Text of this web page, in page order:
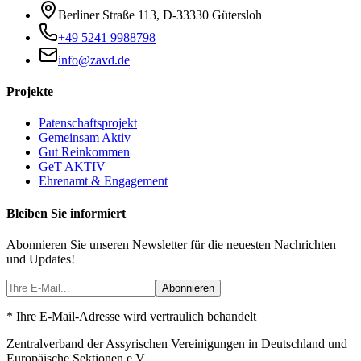
Berliner Straße 113, D-33330 Gütersloh
+49 5241 9988798
info@zavd.de
Projekte
Patenschaftsprojekt
Gemeinsam Aktiv
Gut Reinkommen
GeT AKTIV
Ehrenamt & Engagement
Bleiben Sie informiert
Abonnieren Sie unseren Newsletter für die neuesten Nachrichten
und Updates!
Abonnieren
* Ihre E-Mail-Adresse wird vertraulich behandelt
Zentralverband der Assyrischen Vereinigungen in Deutschland und
Europäische Sektionen e.V.